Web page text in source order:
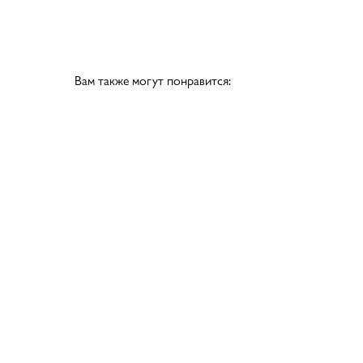
Вам также могут понравится: